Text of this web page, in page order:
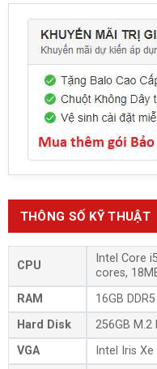
THÔNG SỐ KỸ THUẬT
CPU
Intel Core
cores,
RAM
16GB
Hard Disk
256GB M.2
VGA
Intel Iris